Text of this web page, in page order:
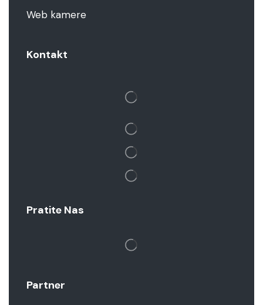
Web kamere
Kontakt
Pratite Nas
Partner